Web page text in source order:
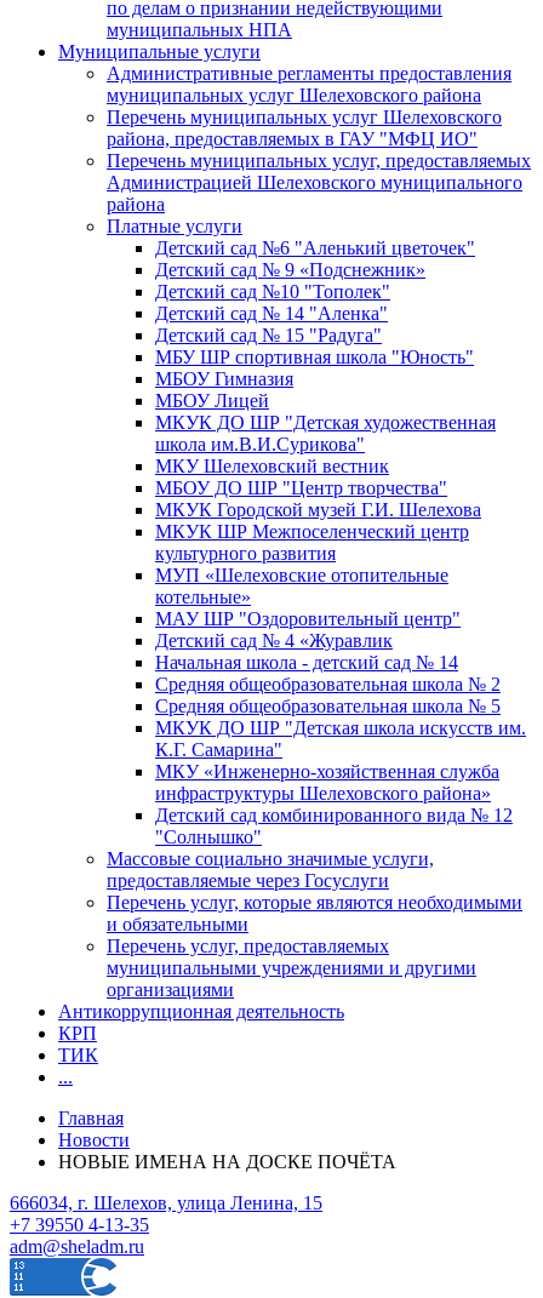
по делам о признании недействующими
муниципальных НПА
Муниципальные услуги
Административные регламенты предоставления
муниципальных услуг Шелеховского района
Перечень муниципальных услуг Шелеховского
района, предоставляемых в ГАУ "МФЦ ИО"
Перечень муниципальных услуг, предоставляемых
Администрацией Шелеховского муниципального
района
Платные услуги
Детский сад №6 "Аленький цветочек"
Детский сад № 9 «Подснежник»
Детский сад №10 "Тополек"
Детский сад № 14 "Аленка"
Детский сад № 15 "Радуга"
МБУ ШР спортивная школа "Юность"
МБОУ Гимназия
МБОУ Лицей
МКУК ДО ШР "Детская художественная
школа им.В.И.Сурикова"
МКУ Шелеховский вестник
МБОУ ДО ШР "Центр творчества"
МКУК Городской музей Г.И. Шелехова
МКУК ШР Межпоселенческий центр
культурного развития
МУП «Шелеховские отопительные
котельные»
МАУ ШР "Оздоровительный центр"
Детский сад № 4 «Журавлик
Начальная школа - детский сад № 14
Средняя общеобразовательная школа № 2
Средняя общеобразовательная школа № 5
МКУК ДО ШР "Детская школа искусств им.
К.Г. Самарина"
МКУ «Инженерно-хозяйственная служба
инфраструктуры Шелеховского района»
Детский сад комбинированного вида № 12
"Солнышко"
Массовые социально значимые услуги,
предоставляемые через Госуслуги
Перечень услуг, которые являются необходимыми
и обязательными
Перечень услуг, предоставляемых
муниципальными учреждениями и другими
организациями
Антикоррупционная деятельность
КРП
ТИК
...
Главная
Новости
НОВЫЕ ИМЕНА НА ДОСКЕ ПОЧЁТА
666034, г. Шелехов, улица Ленина, 15
+7 39550 4-13-35
adm@sheladm.ru